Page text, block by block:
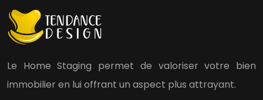
Le Home Staging permet de valoriser votre bien
immobilier en lui offrant un aspect plus attrayant.